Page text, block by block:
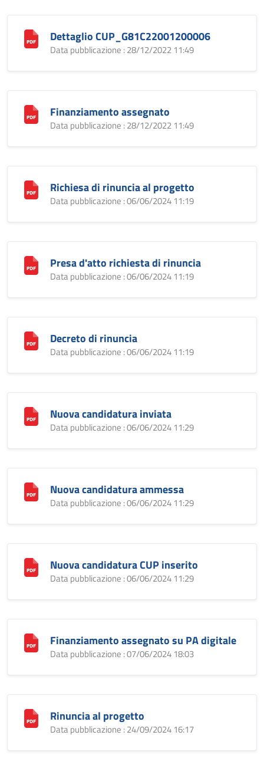
Dettaglio CUP_G81C22001200006
Data pubblicazione : 28/12/2022 11:49
Finanziamento assegnato
Data pubblicazione : 28/12/2022 11:49
Richiesa di rinuncia al progetto
Data pubblicazione : 06/06/2024 11:19
Presa d'atto richiesta di rinuncia
Data pubblicazione : 06/06/2024 11:19
Decreto di rinuncia
Data pubblicazione : 06/06/2024 11:19
Nuova candidatura inviata
Data pubblicazione : 06/06/2024 11:29
Nuova candidatura ammessa
Data pubblicazione : 06/06/2024 11:29
Nuova candidatura CUP inserito
Data pubblicazione : 06/06/2024 11:29
Finanziamento assegnato su PA digitale
Data pubblicazione : 07/06/2024 18:03
Rinuncia al progetto
Data pubblicazione : 24/09/2024 16:17